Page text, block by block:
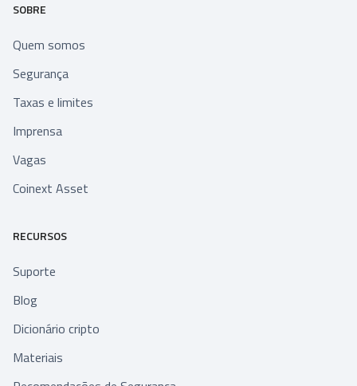
SOBRE
Quem somos
Segurança
Taxas e limites
Imprensa
Vagas
Coinext Asset
RECURSOS
Suporte
Blog
Dicionário cripto
Materiais